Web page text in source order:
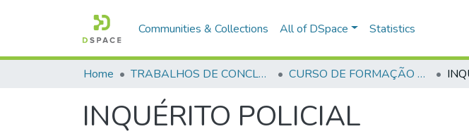
Communities & Collections All of DSpace Statistics
Home TRABALHOS DE CONCLUSÃO DE CURSO - CFP (CURSO DE FORMAÇÃO DE PRAÇAS) CURSO DE FORMAÇÃO DE PRAÇAS - CFP - 2018
INQUÉRITO POLICIAL